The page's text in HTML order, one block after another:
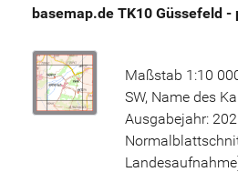
basemap.de TK10 Güssefeld -
Maßstab 1:10
SW, Name des
Ausgabejahr: